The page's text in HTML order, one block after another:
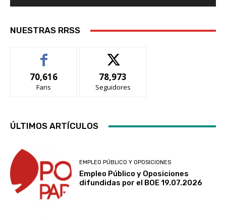
NUESTRAS RRSS
70,616
Fans
78,973
Seguidores
ÚLTIMOS ARTÍCULOS
EMPLEO PÚBLICO Y OPOSICIONES
Empleo Público y Oposiciones
difundidas por el BOE 19.07.2026